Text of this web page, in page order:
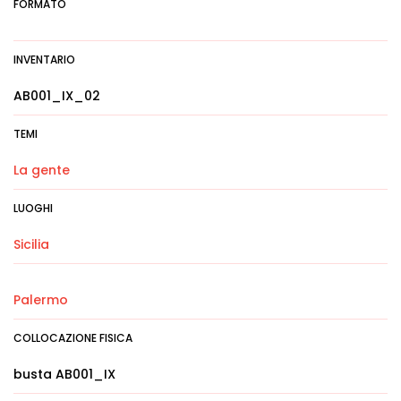
FORMATO
INVENTARIO
AB001_IX_02
TEMI
La gente
LUOGHI
Sicilia
Palermo
COLLOCAZIONE FISICA
busta AB001_IX